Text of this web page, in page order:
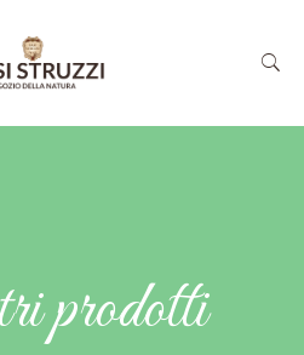
prodotti